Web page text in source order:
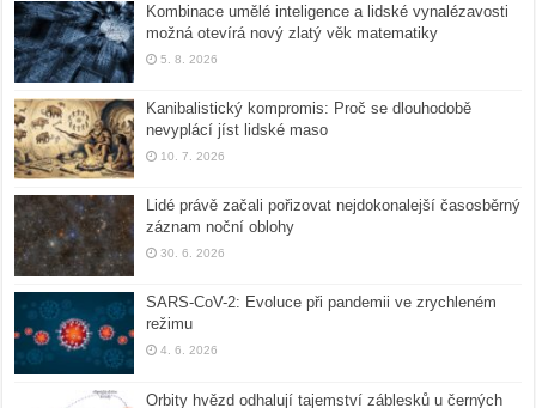
Kombinace umělé inteligence a lidské vynalézavosti
možná otevírá nový zlatý věk matematiky
5. 8. 2026
Kanibalistický kompromis: Proč se dlouhodobě
nevyplácí jíst lidské maso
10. 7. 2026
Lidé právě začali pořizovat nejdokonalejší časosběrný
záznam noční oblohy
30. 6. 2026
SARS-CoV-2: Evoluce při pandemii ve zrychleném
režimu
4. 6. 2026
Orbity hvězd odhalují tajemství záblesků u černých